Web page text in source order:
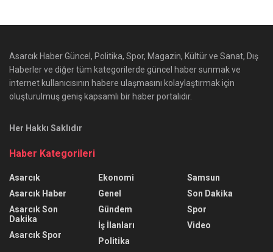
Asarcık Haber Güncel, Politika, Spor, Magazin, Kültür ve Sanat, Dış
Haberler ve diğer tüm kategorilerde güncel haber sunmak ve
internet kullanıcısının habere ulaşmasını kolaylaştırmak için
oluşturulmuş geniş kapsamlı bir haber portalıdır.
Her Hakkı Saklıdır
Haber Kategorileri
Asarcık
Asarcık Haber
Asarcık Son
Dakika
Asarcık Spor
Ekonomi
Genel
Gündem
İş İlanları
Politika
Samsun
Son Dakika
Spor
Video